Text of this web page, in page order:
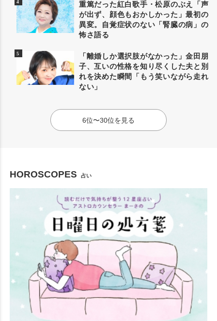
重篤だった紅白歌手・松原のぶえ「声
が出ず、顔色もおかしかった」最初の
異変。自覚症状のない「腎臓の病」の
怖さ語る
「離婚しか選択肢がなかった」金田朋
子、互いの性格を知り尽くした夫と別
れを決めた瞬間「もう笑いながら走れ
ない」
6位〜30位を見る
HOROSCOPES 占い